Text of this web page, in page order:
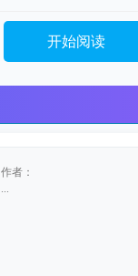
开始阅读
作者：